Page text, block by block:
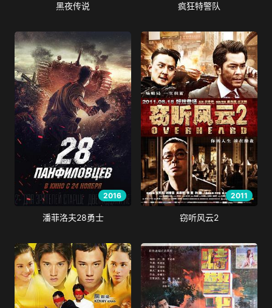
黑夜传说 疯狂特警队
2016
潘菲洛夫28勇士
2011
窃听风云2